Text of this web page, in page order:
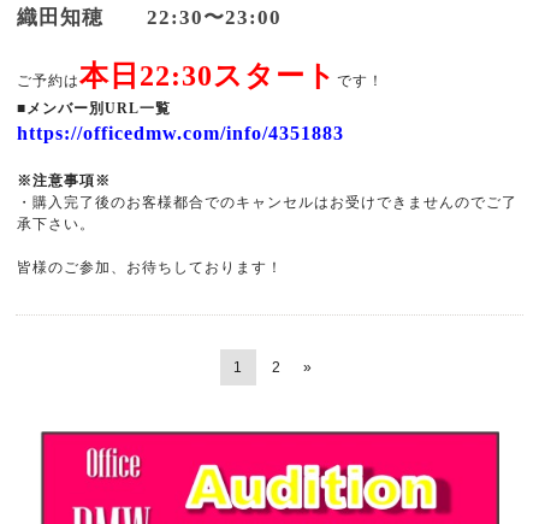
織田知穂 22:30〜23:00
ご予約は本日22:30スタートです！
■メンバー別URL一覧
https://officedmw.com/info/4351883
※注意事項※
・購入完了後のお客様都合でのキャンセルはお受けできませんのでご了
承下さい。
皆様のご参加、お待ちしております！
1 2 »